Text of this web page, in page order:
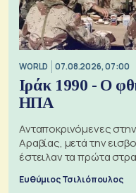
WORLD 07.08.2026, 07:00
Ιράκ 1990 - Ο
ΗΠΑ
Ανταποκρινόμενες
Αραβίας, μετά την
έστειλαν τα πρώτα
Ευθύμιος Τσιλιόπουλος